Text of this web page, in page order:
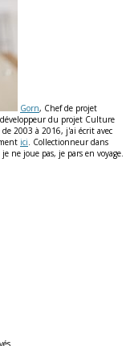
Gorn, Chef de projet
du projet Culture
2003 à 2016, j'ai écrit avec
ici . Collectionneur dans
ne joue pas, je pars en voyage.